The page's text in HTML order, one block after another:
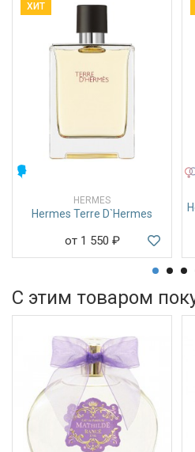
ХИТ
HERMES
Hermes Terre D`Hermes
от 1 550 ₽
С этим товаром